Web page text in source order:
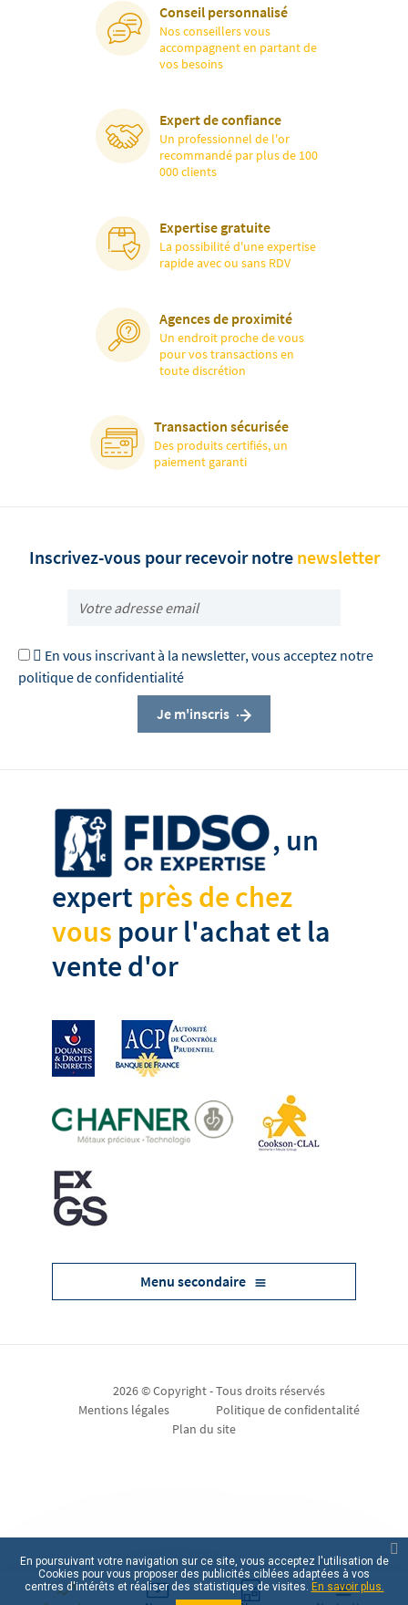
Conseil personnalisé
Nos conseillers vous
accompagnent en partant de
vos besoins
Expert de confiance
Un professionnel de l'or
recommandé par plus de 100
000 clients
Expertise gratuite
La possibilité d'une expertise
rapide avec ou sans RDV
Agences de proximité
Un endroit proche de vous
pour vos transactions en
toute discrétion
Transaction sécurisée
Des produits certifiés, un
paiement garanti
Inscrivez-vous pour recevoir notre newsletter
 En vous inscrivant à la newsletter, vous acceptez notre
politique de confidentialité
Je m'inscris
, un
expert près de chez
vous pour l'achat et la
vente d'or
Menu secondaire
2026 © Copyright - Tous droits réservés
Mentions légales
Politique de confidentalité
Plan du site
En poursuivant votre navigation sur ce site, vous acceptez l'utilisation de
Cookies pour vous proposer des publicités ciblées adaptées à vos
centres d'intérêts et réaliser des statistiques de visites. En savoir plus.